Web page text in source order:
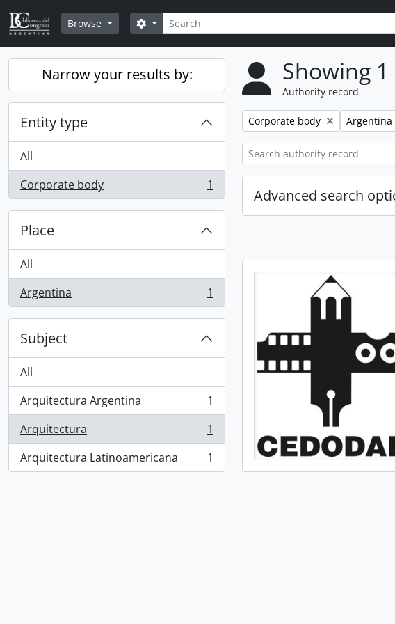
Skip to main content
Browse
Search
Search options
Narrow your results by:
Entity type
All
Corporate body
, 1 results 1
Place
All
Argentina
, 1 results 1
Subject
All
Arquitectura Argentina
, 1 results
1
Arquitectura
, 1 results
1
Arquitectura Latinoamericana
, 1 results 1
Showing
Authority record
Remove filter:
Corporate body Remove
Argentina
Advanced search